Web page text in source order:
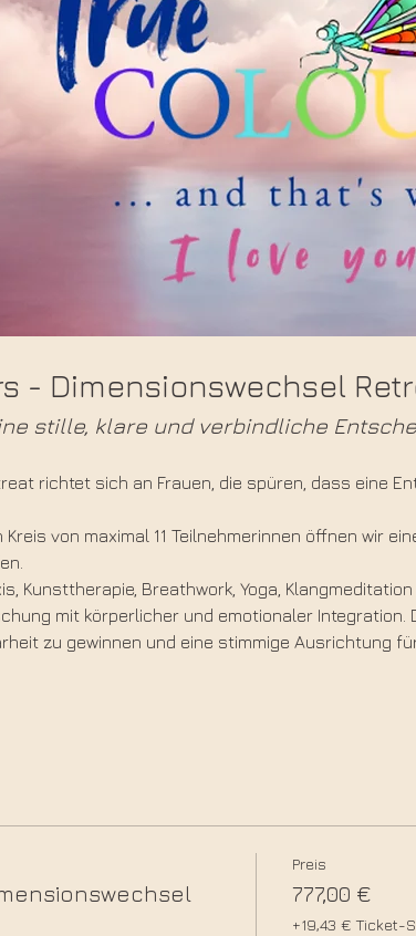
- Dimensionswechsel
stille, klare und verbindliche
richtet sich an Frauen, die spüren, dass eine
von maximal 11 Teilnehmerinnen öffnen wir
Kunsttherapie, Breathwork, Yoga,
mit körperlicher und emotionaler Integration.
zu gewinnen und eine stimmige Ausrichtung
Preis
777,00 €
+19,43 € Ticket-